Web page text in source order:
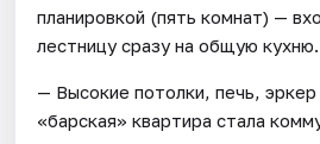
планировкой (пять комнат) —
лестницу сразу на общую кухню.
— Высокие потолки, печь,
«барская» квартира стала